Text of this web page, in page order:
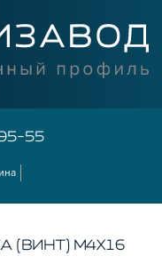
55
(ВИНТ) М4Х16